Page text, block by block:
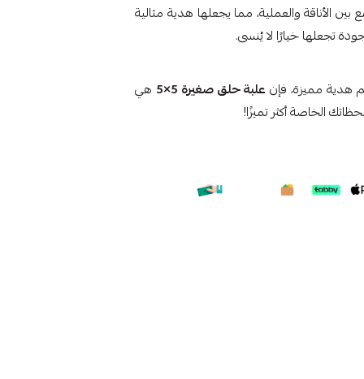
الأناقة والعملية، مما يجعلها هدية مثالية
تجعلها خيارًا لا يُنسى.
هدية مميزة، فإن علبة حلق صغيرة 5×5
هي
الخاصة أكثر تميزًا!